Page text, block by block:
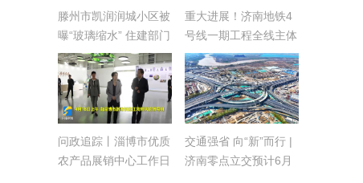
滕州市凯润润城小区被
曝“玻璃缩水” 住建部门
介入调查 开发商更换
方案仍遭业主质疑
重大进展！济南地铁4
号线一期工程全线主体
结构全部施工完成 将
于今年年底通车
问政追踪丨淄博市优质
农产品展销中心工作日
交通强省 向“新”而行 |
济南零点立交预计6月